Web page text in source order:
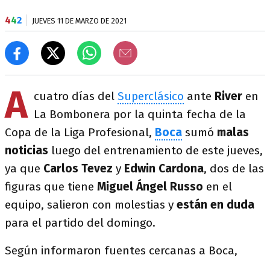
442 JUEVES 11 DE MARZO DE 2021
A cuatro días del Superclásico ante River en
La Bombonera por la quinta fecha de la
Copa de la Liga Profesional, Boca sumó malas
noticias luego del entrenamiento de este jueves,
ya que Carlos Tevez y Edwin Cardona, dos de las
figuras que tiene Miguel Ángel Russo en el
equipo, salieron con molestias y están en duda
para el partido del domingo.
Según informaron fuentes cercanas a Boca,